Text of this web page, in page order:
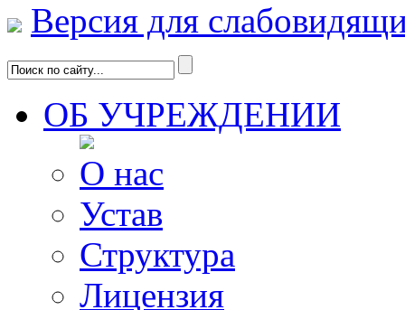
Версия для
ОБ УЧРЕЖДЕНИИ
О нас
Устав
Структура
Лицензия